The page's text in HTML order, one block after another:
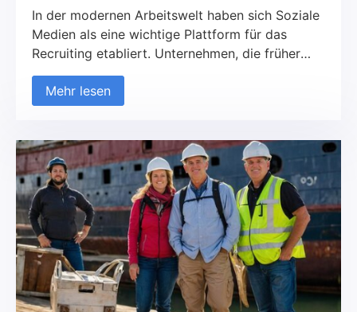
In der modernen Arbeitswelt haben sich Soziale
Medien als eine wichtige Plattform für das
Recruiting etabliert. Unternehmen, die früher
ausschließlich auf traditionelle Kanäle wie
Jobportale und Printmedien gesetzt haben,
nutzen zunehmend soziale Netzwerke, um neue
Kandidaten in Kontakt zu treten. Diese
Entwicklung betrifft sowohl den B2C- als auch
den B2B-Bereich. Aber was macht das
Recruiting über Soziale Medien so erfolgreich
und worauf sollte geachtet werden?
Mehr lesen